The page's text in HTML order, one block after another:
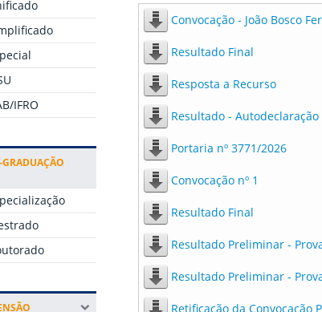
IFRO
GRADUAÇÃO
Convocação - João Bosco
Resultado Final
Resposta a Recurso
Resultado - Autodeclaração
Portaria nº 3771/2026
Convocação nº 1
Resultado Final
Resultado Preliminar -
Resultado Preliminar -
Retificação da Convocação